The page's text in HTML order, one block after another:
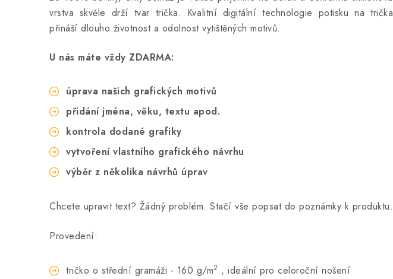
vrstva skvěle drží tvar trička. Kvalitní digitální technologie potisku na trička
přináší dlouho životnost a odolnost vytištěných motivů.
U nás máte vždy ZDARMA:
úprava našich grafických motivů
přidání jména, věku, textu apod.
kontrola dodané grafiky
vytvoření vlastního grafického návrhu
výběr z několika návrhů úprav
Chcete upravit text? Žádný problém. Stačí vše popsat do poznámky k produktu.
Provedení:
tričko o střední gramáži - 160 g/m2 , ideální pro celoroční nošení